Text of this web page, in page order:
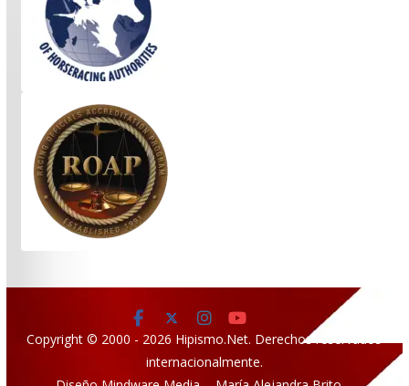
Copyright © 2000 - 2026 Hipismo.Net. Derechos reservados
internacionalmente.